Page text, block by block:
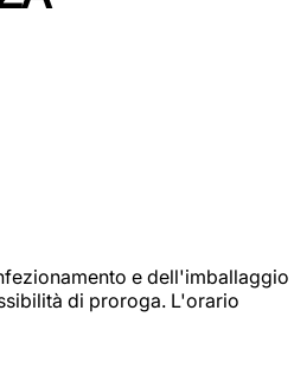
e dell'imballaggio
di proroga. L'orario